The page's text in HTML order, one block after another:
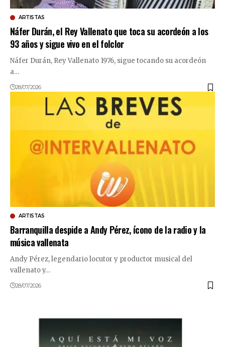
ARTISTAS
Náfer Durán, el Rey Vallenato que toca su acordeón a los
93 años y sigue vivo en el folclor
Náfer Durán, Rey Vallenato 1976, sigue tocando su acordeón
a…
28/07/2026
ARTISTAS
Barranquilla despide a Andy Pérez, ícono de la radio y la
música vallenata
Andy Pérez, legendario locutor y productor musical del
vallenato y…
28/07/2026